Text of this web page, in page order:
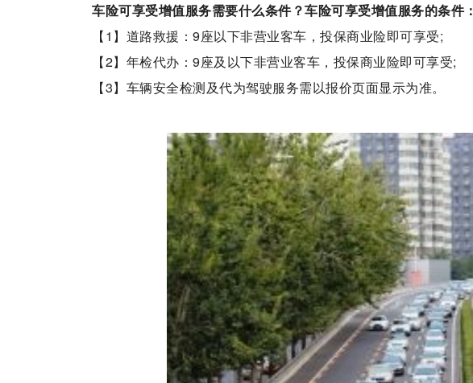
车险可享受增值服务需要什么条件？车险可享受增值服务的条件：
【1】道路救援：9座以下非营业客车，投保商业险即可享受;
【2】年检代办：9座及以下非营业客车，投保商业险即可享受;
【3】车辆安全检测及代为驾驶服务需以报价页面显示为准。